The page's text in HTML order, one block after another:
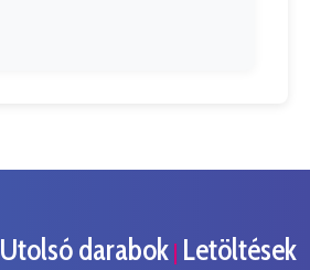
Utolsó darabok | Letöltések